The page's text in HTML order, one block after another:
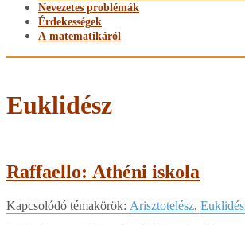
Nevezetes problémák
Érdekességek
A matematikáról
Euklidész
Raffaello: Athéni iskola
2018-
Kapcsolódó témakörök: Arisztotelész,